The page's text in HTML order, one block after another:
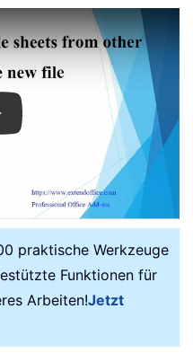
praktische Werkzeuge
Funktionen für
Arbeiten!Jetzt